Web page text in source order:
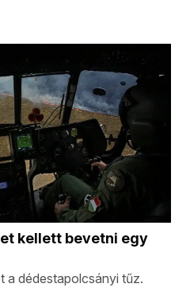
kellett bevetni egy
a dédestapolcsányi tűz.